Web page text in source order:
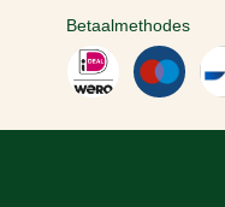
Betaalmethodes